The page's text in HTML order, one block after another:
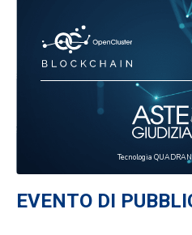
Tecnologia
EVENTO DI